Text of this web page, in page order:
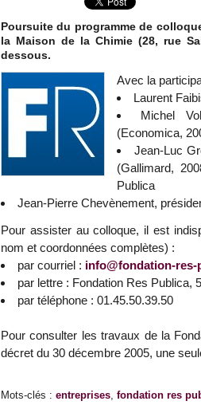
Poursuite du programme de
la Maison de la Chimie (28, rue
dessous.
Avec la
Laurent
Michel
(Economica,
Jean-Luc
(Gallimard,
Publica
Jean-Pierre Chevènement,
Pour assister au colloque, il est
nom et coordonnées complètes) :
par courriel : info@fondation-
par lettre : Fondation Res Publica,
par téléphone : 01.45.50.39.50
Pour consulter les travaux de la
décret du 30 décembre 2005, une
Mots-clés : entreprises, fondation res